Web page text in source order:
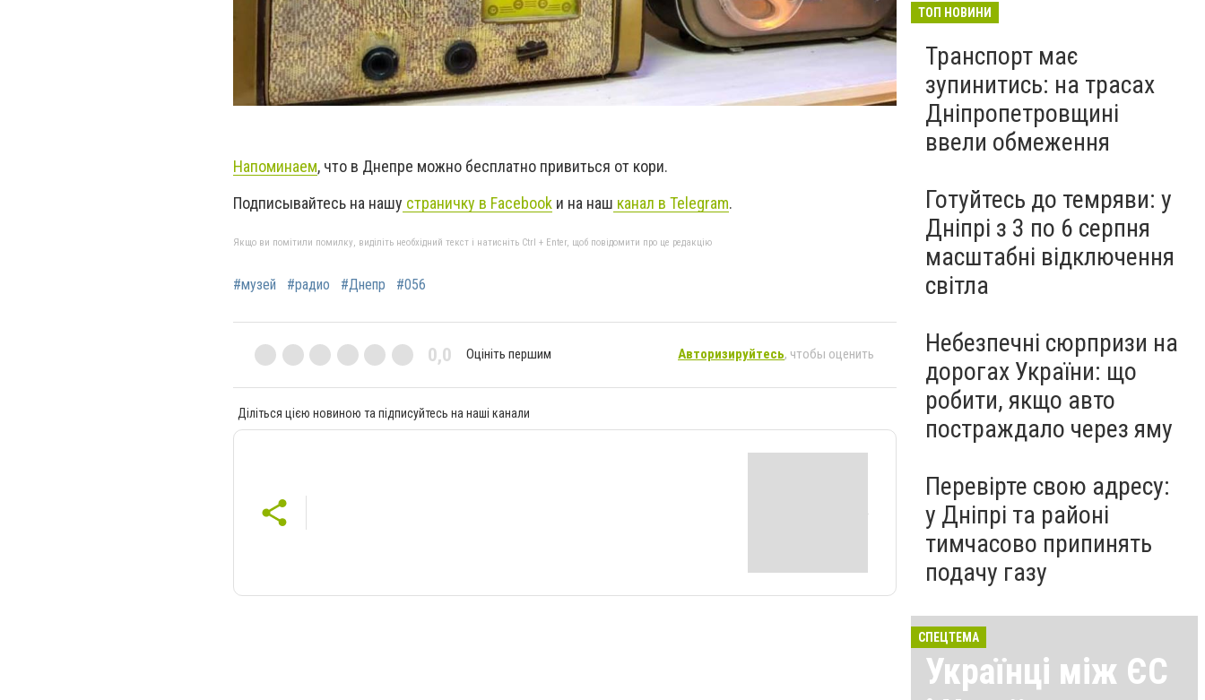
Напоминаем, что в Днепре можно бесплатно привиться от кори.
Подписывайтесь на нашу страничку в Facebook и на наш канал в Telegram.
Якщо ви помітили помилку, виділіть необхідний текст і натисніть Ctrl + Enter, щоб повідомити про це редакцію
#музей #радио #Днепр #056
0,0 Оцініть першим Авторизируйтесь, чтобы оценить
Діліться цією новиною та підписуйтесь на наші канали
ТОП НОВИНИ
Транспорт має
зупинитись: на трасах
Дніпропетровщині
ввели обмеження
Готуйтесь до темряви: у
Дніпрі з 3 по 6 серпня
масштабні відключення
світла
Небезпечні сюрпризи на
дорогах України: що
робити, якщо авто
постраждало через яму
Перевірте свою адресу:
у Дніпрі та районі
тимчасово припинять
подачу газу
СПЕЦТЕМА
Українці між ЄС